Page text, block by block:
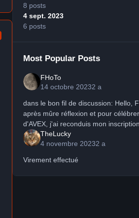
8 posts
4 sept. 2023
6 posts
Most Popular Posts
FHoTo
14 octobre 20232 a
dans le bon fil de discussion: Hello, Finalement
après mûre réflexion et pour
d'AVEX, j'ai reconduis mon inscription.
fait ce jour. Fabrice.
TheLucky
4 novembre 20232 a
Virement effectué